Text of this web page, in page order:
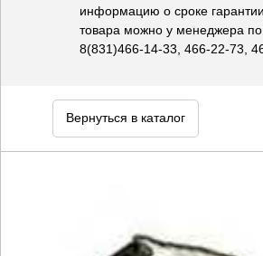
информацию о сроке
товара можно у менеджера
8(831)466-14-33, 466-22-73,
Вернуться в каталог